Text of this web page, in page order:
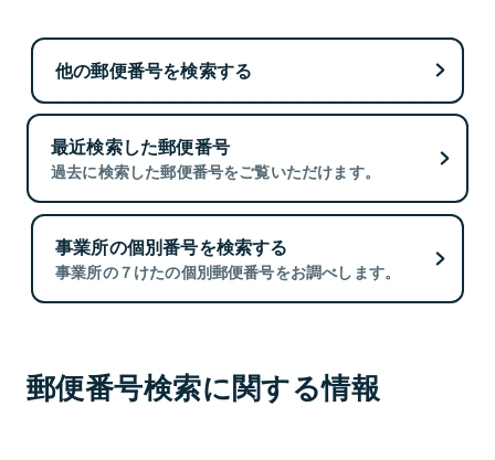
他の郵便番号を検索する
最近検索した郵便番号
過去に検索した郵便番号をご覧いただけます。
事業所の個別番号を検索する
事業所の７けたの個別郵便番号をお調べします。
郵便番号検索に関する情報